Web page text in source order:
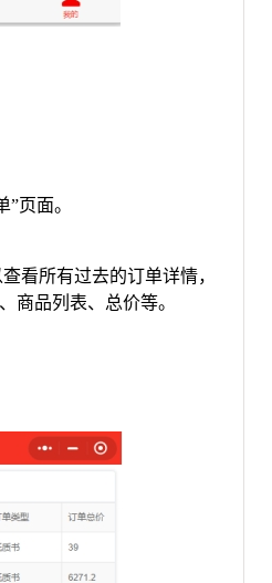
页面。
看所有过去的订单详情，
商品列表、总价等。